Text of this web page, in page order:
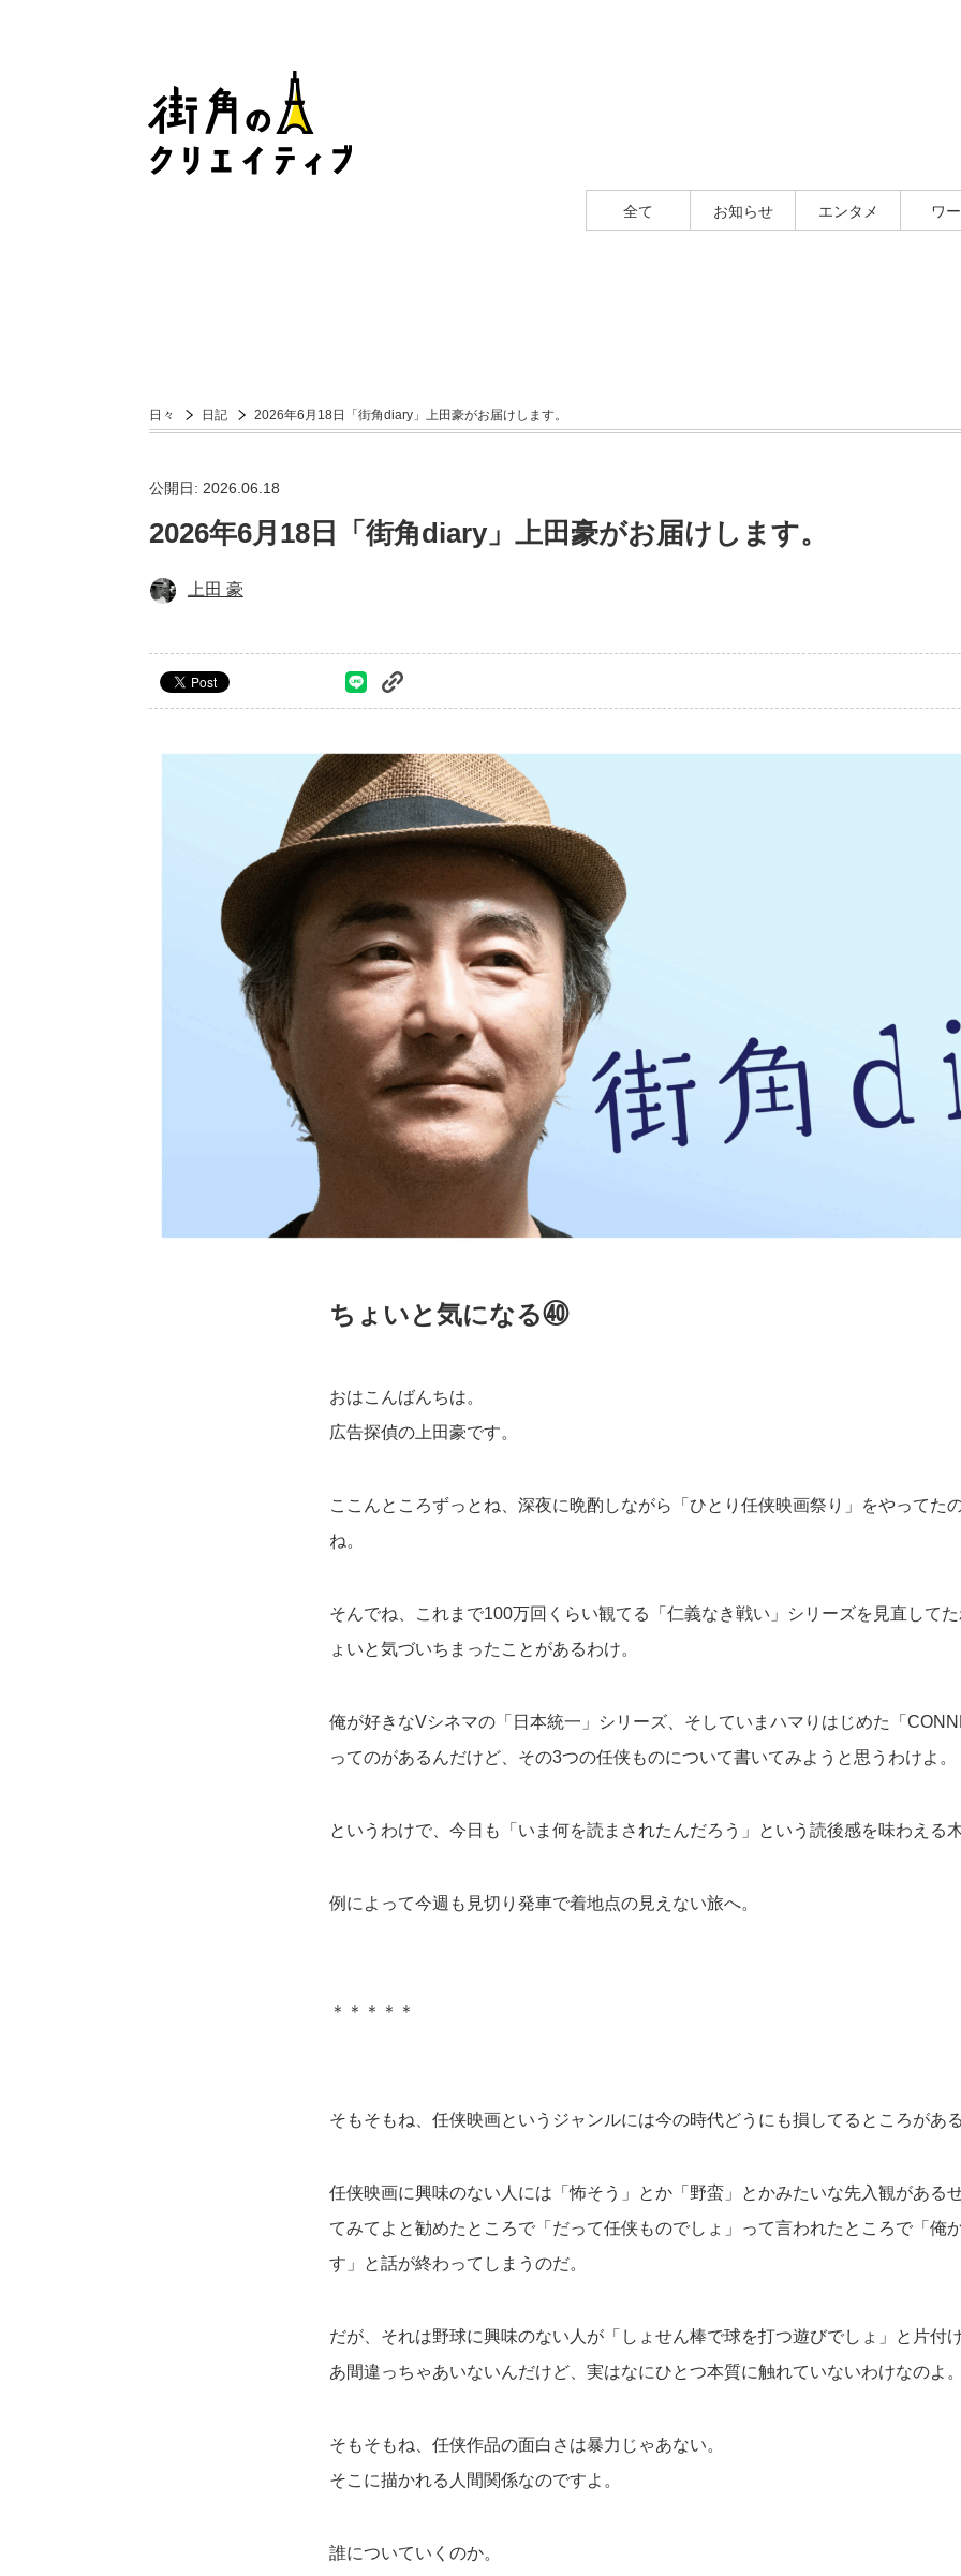
全て お知らせ エンタメ ワ
日々 日記 2026年6月18日「街角diary」上田豪がお届けします。
公開日: 2026.06.18
2026年6月18日「街角diary」上田豪がお届けします。
上田 豪
ちょいと気になる㊵
おはこんばんちは。
広告探偵の上田豪です。
ここんところずっとね、深夜に晩酌しながら「ひとり任侠映画祭り」をやってた
ね。
そんでね、これまで100万回くらい観てる「仁義なき戦い」シリーズを見直して
ょいと気づいちまったことがあるわけ。
俺が好きなVシネマの「日本統一」シリーズ、そしていまハマりはじめた「
ってのがあるんだけど、その3つの任侠ものについて書いてみようと思うわけよ。
というわけで、今日も「いま何を読まされたんだろう」という読後感を味わえる木
例によって今週も見切り発車で着地点の見えない旅へ。
＊＊＊＊＊
そもそもね、任侠映画というジャンルには今の時代どうにも損してるところがあ
任侠映画に興味のない人には「怖そう」とか「野蛮」とかみたいな先入観がある
てみてよと勧めたところで「だって任侠ものでしょ」って言われたところで「俺
す」と話が終わってしまうのだ。
だが、それは野球に興味のない人が「しょせん棒で球を打つ遊びでしょ」と片付
あ間違っちゃあいないんだけど、実はなにひとつ本質に触れていないわけなのよ。
そもそもね、任侠作品の面白さは暴力じゃあない。
そこに描かれる人間関係なのですよ。
誰についていくのか。